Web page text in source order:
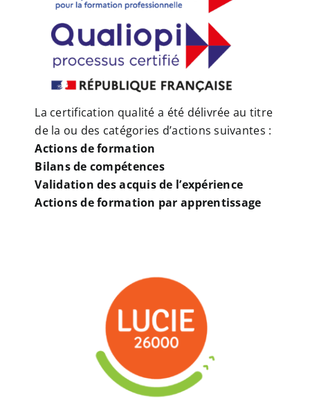
La certification qualité a été délivrée au titre
de la ou des catégories d’actions suivantes :
Actions de formation
Bilans de compétences
Validation des acquis de l’expérience
Actions de formation par apprentissage